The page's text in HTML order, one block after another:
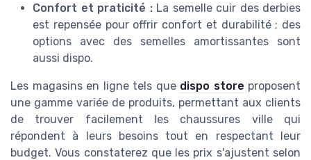
Confort et praticité :La semelle cuir des derbies
est repensée pour offrir confort et durabilité ; des
options avec des semelles amortissantes sont
aussi dispo.
Les magasins en ligne tels que dispo store proposent
une gamme variée de produits, permettant aux clients
de trouver facilement les chaussures ville qui
répondent à leurs besoins tout en respectant leur
budget. Vous constaterez que les prix s'ajustent selon